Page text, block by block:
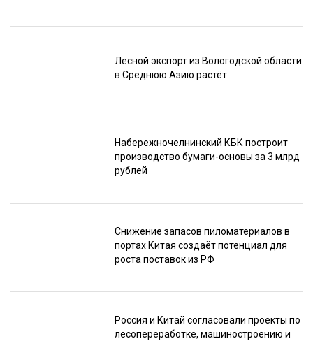
Лесной экспорт из Вологодской области
в Среднюю Азию растёт
Набережночелнинский КБК построит
производство бумаги-основы за 3 млрд
рублей
Снижение запасов пиломатериалов в
портах Китая создаёт потенциал для
роста поставок из РФ
Россия и Китай согласовали проекты по
лесопереработке, машиностроению и